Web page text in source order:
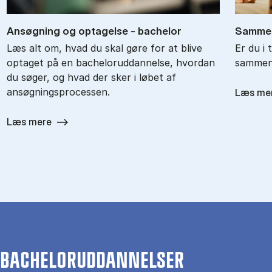
An­søg­ning og op­ta­gel­se - ba­chel­or
Læs alt om, hvad du skal gøre for at blive
optaget på en bacheloruddannelse, hvordan
du søger, og hvad der sker i løbet af
ansøgningsprocessen.
Læs mere
Er du i
Læs
BACHELORUDDANNELSER